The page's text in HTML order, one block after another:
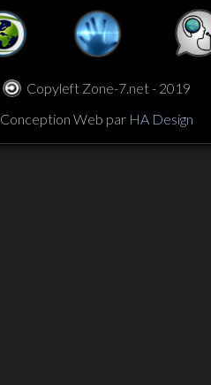
Copyleft Zone-7.net - 2019
Conception Web par HA Design